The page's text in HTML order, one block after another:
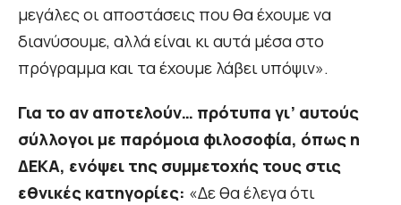
μεγάλες οι αποστάσεις που θα έχουμε να
διανύσουμε, αλλά είναι κι αυτά μέσα στο
πρόγραμμα και τα έχουμε λάβει υπόψιν».
Για το αν αποτελούν… πρότυπα γι’ αυτούς
σύλλογοι με παρόμοια φιλοσοφία, όπως η
ΔΕΚΑ, ενόψει της συμμετοχής τους στις
εθνικές κατηγορίες: «Δε θα έλεγα ότι